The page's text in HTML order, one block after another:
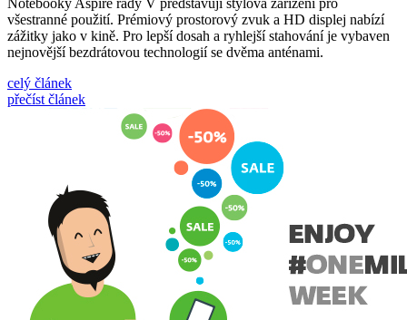
Notebooky Aspire řady V představují stylová zařízení pro
všestranné použití. Prémiový prostorový zvuk a HD displej nabízí
zážitky jako v kině. Pro lepší dosah a ryhlejší stahování je vybaven
nejnovější bezdrátovou technologií se dvěma anténami.
celý článek
přečíst článek